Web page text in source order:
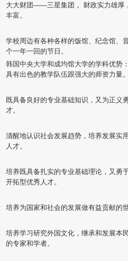
大大财团——三星集团， 财政实力雄厚
丰富。
学校周边有各种各样的饭馆、纪念馆、
个一年一回的节日。
韩国中央大学和成均馆大学的学科优势
具有出色的教学队伍跟强大的师资力量。
既具备良好的专业基础知识，又为正义
才。
清醒地认识社会发展趋势，培养发展实
人才。
培养既具备扎实的专业基础理论，又勇
开拓型优秀人才。
培养为国家和社会的发展做有益贡献的
培养学习研究外国文化，继承和发展本
的专家和学者。